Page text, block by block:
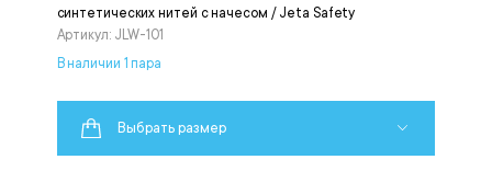
синтетических нитей с начесом / Jeta Safety
Артикул: JLW-101
В наличии 1 пара
Выбрать размер